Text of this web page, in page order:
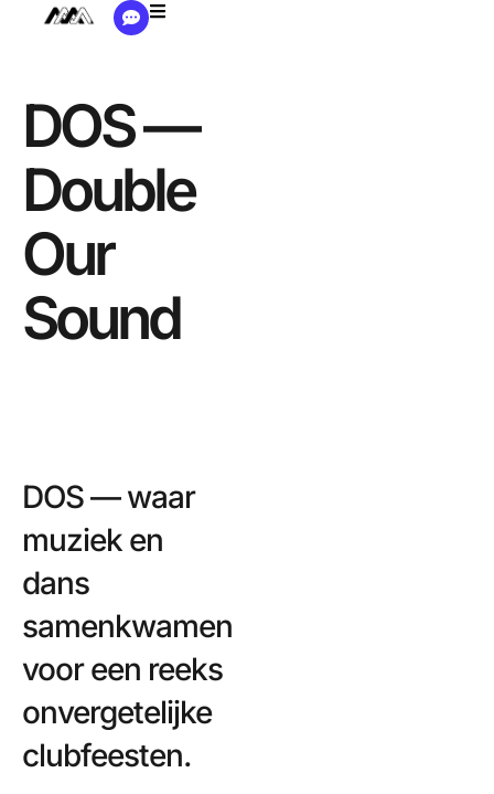
DOS —
Double
Our
Sound
DOS — waar
muziek en
dans
samenkwamen
voor een reeks
onvergetelijke
clubfeesten.